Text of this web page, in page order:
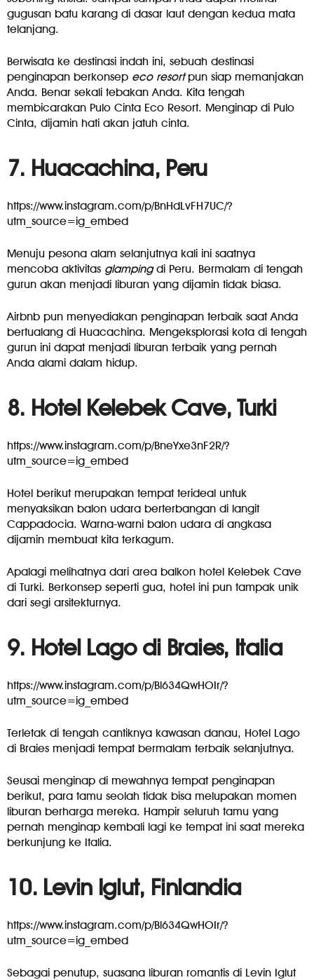
gugusan batu karang di dasar laut dengan kedua mata
telanjang.
Berwisata ke destinasi indah ini, sebuah destinasi
penginapan berkonsep eco resortpun siap memanjakan
Anda. Benar sekali tebakan Anda. Kita tengah
membicarakan Pulo Cinta Eco Resort. Menginap di Pulo
Cinta, dijamin hati akan jatuh cinta.
7. Huacachina, Peru
https://www.instagram.com/p/BnHdLvFH7UC/?
utm_source=ig_embed
Menuju pesona alam selanjutnya kali ini saatnya
mencoba aktivitas glampingdi Peru. Bermalam di tengah
gurun akan menjadi liburan yang dijamin tidak biasa.
Airbnb pun menyediakan penginapan terbaik saat Anda
bertualang di Huacachina. Mengeksplorasi kota di tengah
gurun ini dapat menjadi liburan terbaik yang pernah
Anda alami dalam hidup.
8. Hotel Kelebek Cave, Turki
https://www.instagram.com/p/BneYxe3nF2R/?
utm_source=ig_embed
Hotel berikut merupakan tempat terideal untuk
menyaksikan balon udara berterbangan di langit
Cappadocia. Warna-warni balon udara di angkasa
dijamin membuat kita terkagum.
Apalagi melihatnya dari area balkon hotel Kelebek Cave
di Turki. Berkonsep seperti gua, hotel ini pun tampak unik
dari segi arsitekturnya.
9. Hotel Lago di Braies, Italia
https://www.instagram.com/p/Bl634QwHOIr/?
utm_source=ig_embed
Terletak di tengah cantiknya kawasan danau, Hotel Lago
di Braies menjadi tempat bermalam terbaik selanjutnya.
Seusai menginap di mewahnya tempat penginapan
berikut, para tamu seolah tidak bisa melupakan momen
liburan berharga mereka. Hampir seluruh tamu yang
pernah menginap kembali lagi ke tempat ini saat mereka
berkunjung ke Italia.
10. Levin Iglut, Finlandia
https://www.instagram.com/p/Bl634QwHOIr/?
utm_source=ig_embed
Sebagai penutup, suasana liburan romantis di Levin Iglut